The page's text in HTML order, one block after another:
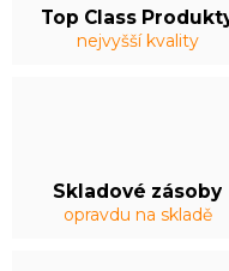
Top Class
nejvyšší kvality
Skladové zásoby
opravdu na skladě